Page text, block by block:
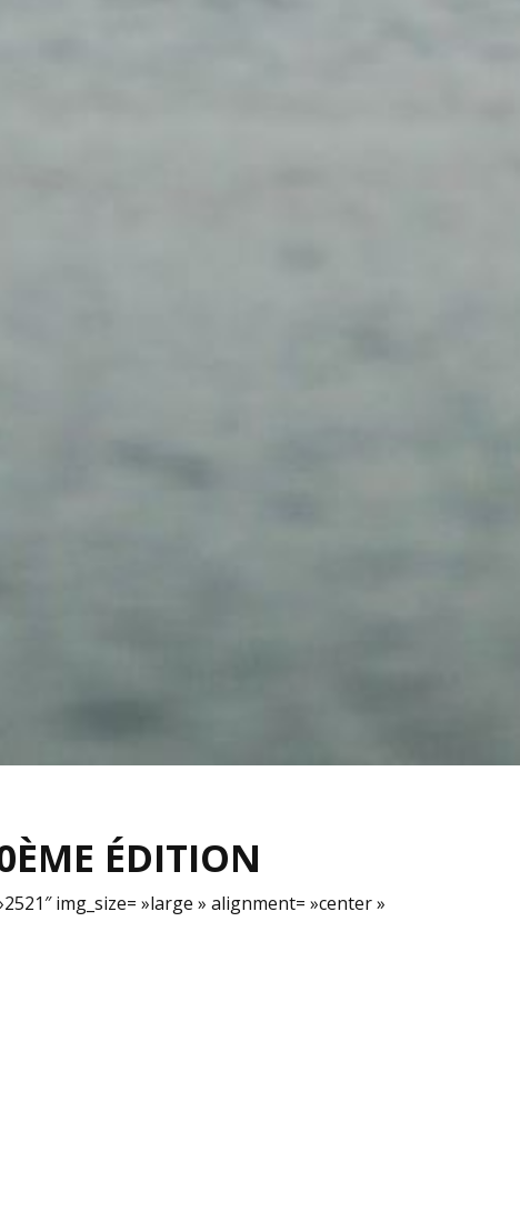
ÉDITION
img_size= »large » alignment= »center »